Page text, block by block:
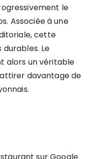
le
Associée à une
cette
Le
alors un véritable
davantage de
sur Google